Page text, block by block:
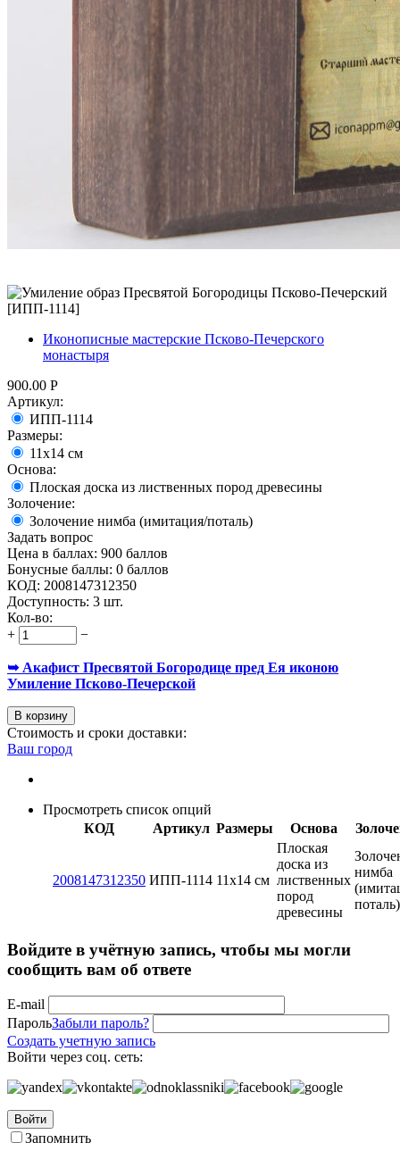
Иконописные мастерские Псково-Печерского
монастыря
900.00 Р
Артикул:
ИПП-1114
Размеры:
11х14 см
Основа:
Плоская доска из лиственных пород древесины
Золочение:
Золочение нимба (имитация/поталь)
Задать вопрос
Цена в баллах: 900 баллов
Бонусные баллы: 0 баллов
КОД: 2008147312350
Доступность: 3 шт.
Кол-во:
+
−
➥ Акафист Пресвятой Богородице пред Ея иконою
Умиление Псково-Печерской
В корзину
Стоимость и сроки доставки:
Ваш город
Просмотреть список опций
КОД
Артикул Размеры Основа
2008147312350 ИПП-1114 11х14 см
Плоская
доска из
лиственных
пород
древесины
нимба
поталь)
Войдите в учётную запись, чтобы мы могли
сообщить вам об ответе
E-mail
ПарольЗабыли пароль?
Создать учетную запись
Войти через соц. сеть:
Войти
Запомнить